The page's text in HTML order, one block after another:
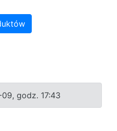
godz. 17:43